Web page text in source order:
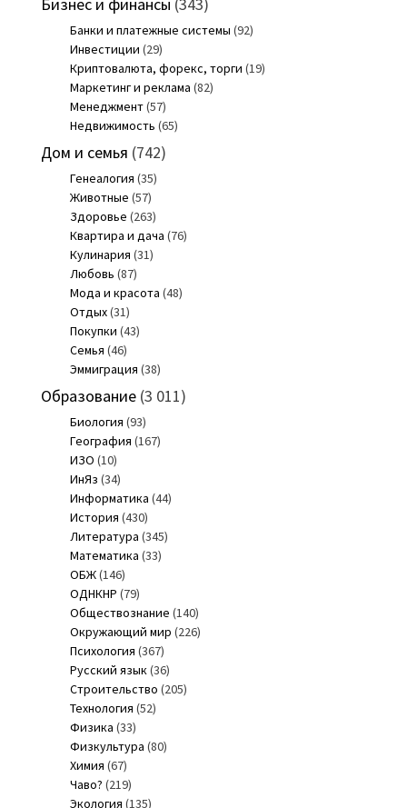
Бизнес и финансы (343)
Банки и платежные системы (92)
Инвестиции (29)
Криптовалюта, форекс, торги (19)
Маркетинг и реклама (82)
Менеджмент(57)
Недвижимость (65)
Дом и семья (742)
Генеалогия (35)
Животные (57)
Здоровье (263)
Квартира и дача (76)
Кулинария (31)
Любовь (87)
Мода и красота (48)
Отдых(31)
Покупки (43)
Семья (46)
Эммиграция (38)
Образование(3 011)
Биология (93)
География (167)
ИЗО (10)
ИнЯз (34)
Информатика (44)
История (430)
Литература (345)
Математика (33)
ОБЖ(146)
ОДНКНР (79)
Обществознание (140)
Окружающий мир (226)
Психология (367)
Русский язык(36)
Строительство (205)
Технология (52)
Физика (33)
Физкультура (80)
Химия (67)
Чаво? (219)
Экология (135)